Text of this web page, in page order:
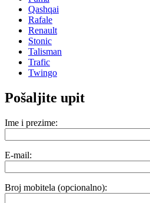
Qashqai
Rafale
Renault
Stonic
Talisman
Trafic
Twingo
Pošaljite upit
Ime i prezime:
E-mail:
Broj mobitela (opcionalno):